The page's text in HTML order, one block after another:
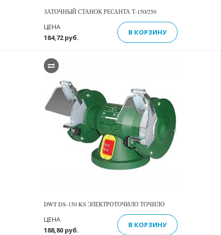
ЗАТОЧНЫЙ СТАНОК РЕСАНТА Т-150/250
184,72 руб.
ЦЕНА
В КОРЗИНУ
DWT DS-150 KS ЭЛЕКТРОТОЧИЛО ТОЧИЛО
188,80 руб.
ЦЕНА
В КОРЗИНУ